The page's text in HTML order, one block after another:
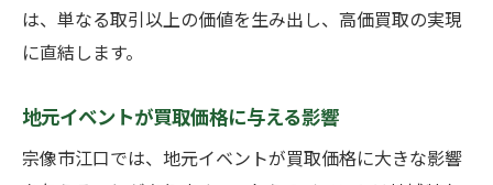
地域市場特有のチャンスを捉える方法
競合との差別化による買取価格の向上
価格交渉を成功に導く鍵となる要素
は、単なる取引以上の価値を生み出し、高価買取の実現
に直結します。
地元イベントが買取価格に与える影響
宗像市江口では、地元イベントが買取価格に大きな影響